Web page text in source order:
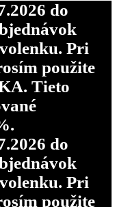
do
Pri
použite
Tieto
do
Pri
použite